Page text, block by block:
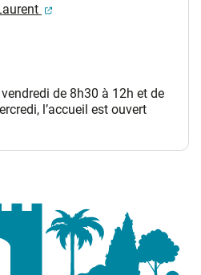
(ouverture dans un
de 8h30 à 12h et de
l’accueil est ouvert